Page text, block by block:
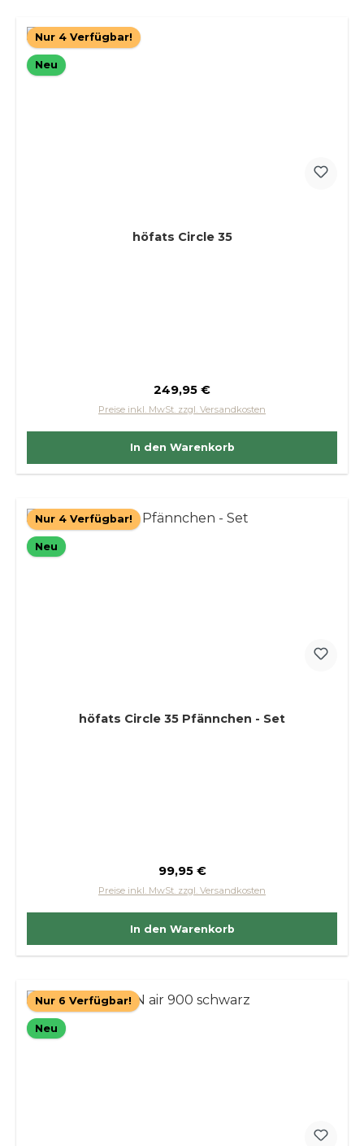
Nur 4 Verfügbar!
Neu
höfats Circle 35
Regulärer Preis:
249,95 €
Preise inkl. MwSt. zzgl. Versandkosten
In den Warenkorb
Nur 4 Verfügbar!
Neu
höfats Circle 35 Pfännchen - Set
Regulärer Preis:
99,95 €
Preise inkl. MwSt. zzgl. Versandkosten
In den Warenkorb
Nur 6 Verfügbar!
Neu